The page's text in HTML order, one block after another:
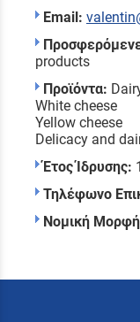
Email:
products
Προϊόντα:
White cheese
Yellow cheese
Delicacy and
Έτος Ίδρυσης:
Τηλέφωνο
Νομική